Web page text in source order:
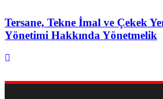
Tersane, Tekne İmal ve Çekek
Yönetimi Hakkında Yönetmelik